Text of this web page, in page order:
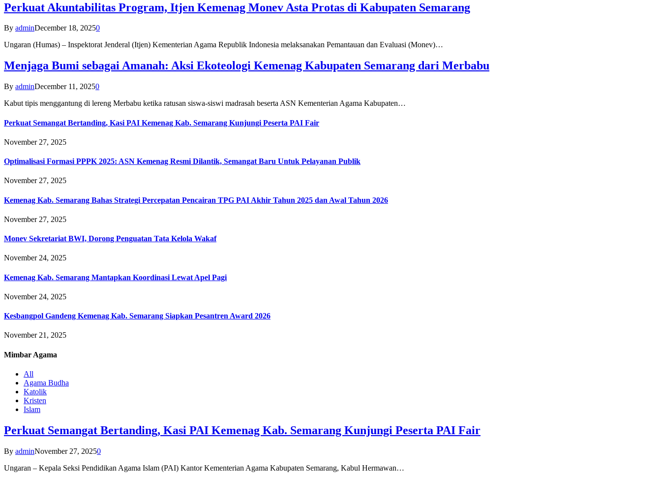
Perkuat Akuntabilitas Program, Itjen Kemenag Monev Asta Protas di Kabupaten Semarang
By adminDecember 18, 20250
Ungaran (Humas) – Inspektorat Jenderal (Itjen) Kementerian Agama Republik Indonesia melaksanakan Pemantauan dan Evaluasi (Monev)…
Menjaga Bumi sebagai Amanah: Aksi Ekoteologi Kemenag Kabupaten Semarang dari Merbabu
By adminDecember 11, 20250
Kabut tipis menggantung di lereng Merbabu ketika ratusan siswa-siswi madrasah beserta ASN Kementerian Agama Kabupaten…
Perkuat Semangat Bertanding, Kasi PAI Kemenag Kab. Semarang Kunjungi Peserta PAI Fair
November 27, 2025
Optimalisasi Formasi PPPK 2025: ASN Kemenag Resmi Dilantik, Semangat Baru Untuk Pelayanan Publik
November 27, 2025
Kemenag Kab. Semarang Bahas Strategi Percepatan Pencairan TPG PAI Akhir Tahun 2025 dan Awal Tahun 2026
November 27, 2025
Monev Sekretariat BWI, Dorong Penguatan Tata Kelola Wakaf
November 24, 2025
Kemenag Kab. Semarang Mantapkan Koordinasi Lewat Apel Pagi
November 24, 2025
Kesbangpol Gandeng Kemenag Kab. Semarang Siapkan Pesantren Award 2026
November 21, 2025
Mimbar Agama
All
Agama Budha
Katolik
Kristen
Islam
Perkuat Semangat Bertanding, Kasi PAI Kemenag Kab. Semarang Kunjungi Peserta PAI Fair
By adminNovember 27, 20250
Ungaran – Kepala Seksi Pendidikan Agama Islam (PAI) Kantor Kementerian Agama Kabupaten Semarang, Kabul Hermawan…